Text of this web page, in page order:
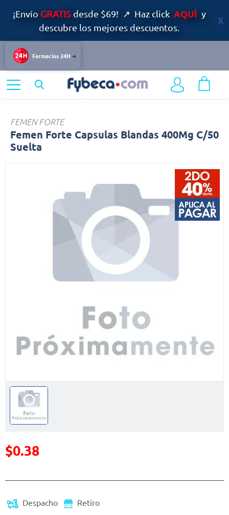
¡Envío GRATISdesde $69! ↗ Haz click AQUÍ y
descubre los mejores descuentos.
Farmacias 24H
Mujer
FEMEN FORTE
Femen Forte Capsulas Blandas 400Mg C/50
Suelta
Precio reducido de
$0.38
Despacho Retiro